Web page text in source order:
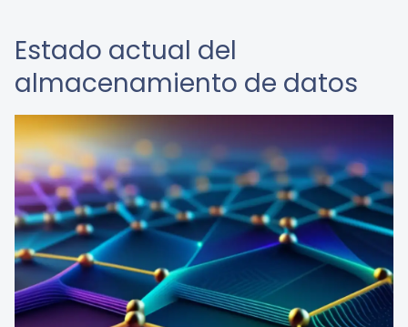
Estado actual del
almacenamiento de datos